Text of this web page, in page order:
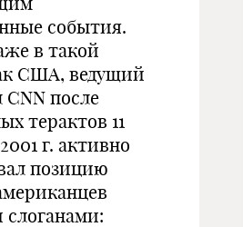
события.
в такой
США, ведущий
CNN после
терактов 11
г. активно
позицию